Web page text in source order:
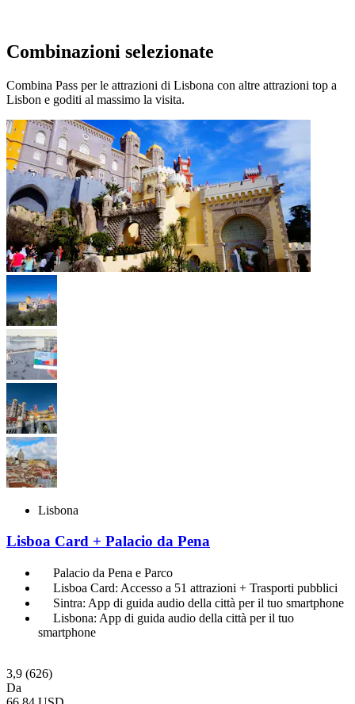
Combinazioni selezionate
Combina Pass per le attrazioni di Lisbona con altre attrazioni top a
Lisbon e goditi al massimo la visita.
Lisbona
Lisboa Card + Palacio da Pena
Palacio da Pena e Parco
Lisboa Card: Accesso a 51 attrazioni + Trasporti pubblici
Sintra: App di guida audio della città per il tuo smartphone
Lisbona: App di guida audio della città per il tuo
smartphone
3,9 (626)
Da